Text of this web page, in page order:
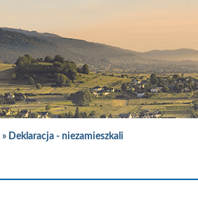
» Deklaracja - niezamieszkali